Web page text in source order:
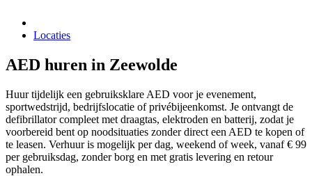
Locaties
AED huren in Zeewolde
Huur tijdelijk een gebruiksklare AED voor je evenement,
sportwedstrijd, bedrijfslocatie of privébijeenkomst. Je ontvangt de
defibrillator compleet met draagtas, elektroden en batterij, zodat je
voorbereid bent op noodsituaties zonder direct een AED te kopen of
te leasen. Verhuur is mogelijk per dag, weekend of week, vanaf € 99
per gebruiksdag, zonder borg en met gratis levering en retour
ophalen.